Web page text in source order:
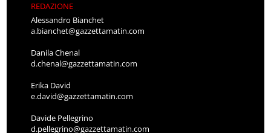
Alessandro Bianchet
a.bianchet@gazzettamatin.com
Danila Chenal
d.chenal@gazzettamatin.com
Erika David
e.david@gazzettamatin.com
Davide Pellegrino
d.pellegrino@gazzettamatin.com